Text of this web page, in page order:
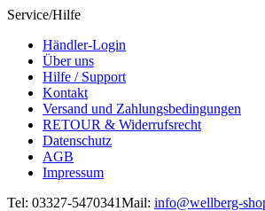
Service/Hilfe
Händler-Login
Über uns
Hilfe / Support
Kontakt
Versand und Zahlungsbedingungen
RETOUR & Widerrufsrecht
Datenschutz
AGB
Impressum
Tel: 03327-5470341Mail: info@wellberg-